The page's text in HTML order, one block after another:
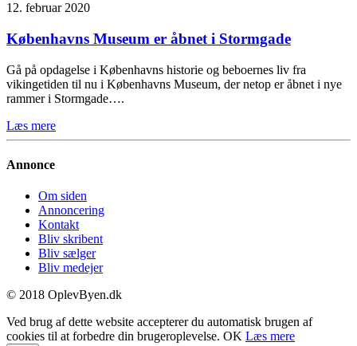
12. februar 2020
Københavns Museum er åbnet i Stormgade
Gå på opdagelse i Københavns historie og beboernes liv fra
vikingetiden til nu i Københavns Museum, der netop er åbnet i nye
rammer i Stormgade….
Læs mere
Annonce
Om siden
Annoncering
Kontakt
Bliv skribent
Bliv sælger
Bliv medejer
© 2018 OplevByen.dk
Ved brug af dette website accepterer du automatisk brugen af
cookies til at forbedre din brugeroplevelse. OK Læs mere